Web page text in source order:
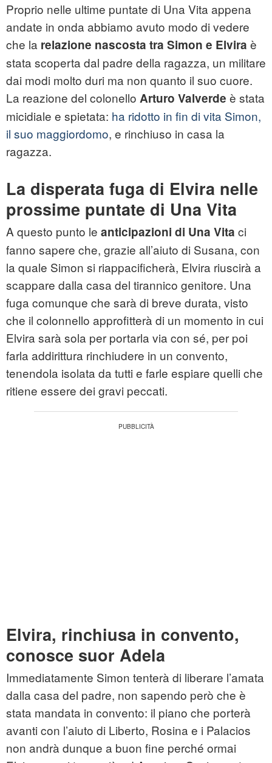
Proprio nelle ultime puntate di Una Vita appena
andate in onda abbiamo avuto modo di vedere
che la relazione nascosta tra Simon e Elvira è
stata scoperta dal padre della ragazza, un militare
dai modi molto duri ma non quanto il suo cuore.
La reazione del colonello Arturo Valverde è stata
micidiale e spietata: ha ridotto in fin di vita Simon,
il suo maggiordomo, e rinchiuso in casa la
ragazza.
La disperata fuga di Elvira nelle
prossime puntate di Una Vita
A questo punto le anticipazioni di Una Vita ci
fanno sapere che, grazie all’aiuto di Susana, con
la quale Simon si riappacificherà, Elvira riuscirà a
scappare dalla casa del tirannico genitore. Una
fuga comunque che sarà di breve durata, visto
che il colonnello approfitterà di un momento in cui
Elvira sarà sola per portarla via con sé, per poi
farla addirittura rinchiudere in un convento,
tenendola isolata da tutti e farle espiare quelli che
ritiene essere dei gravi peccati.
Elvira, rinchiusa in convento,
conosce suor Adela
Immediatamente Simon tenterà di liberare l’amata
dalla casa del padre, non sapendo però che è
stata mandata in convento: il piano che porterà
avanti con l’aiuto di Liberto, Rosina e i Palacios
non andrà dunque a buon fine perché ormai